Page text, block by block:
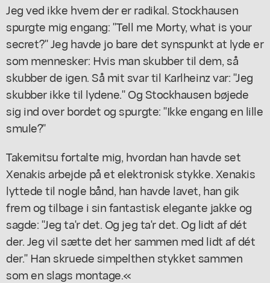
Jeg ved ikke hvem der er radikal. Stockhausen
spurgte mig engang: "Tell me Morty, what is your
secret?" Jeg havde jo bare det synspunkt at lyde er
som mennesker: Hvis man skubber til dem, så
skubber de igen. Så mit svar til Karlheinz var: "Jeg
skubber ikke til lydene." Og Stockhausen bøjede
sig ind over bordet og spurgte: "Ikke engang en lille
smule?"
Takemitsu fortalte mig, hvordan han havde set
Xenakis arbejde på et elektronisk stykke. Xenakis
lyttede til nogle bånd, han havde lavet, han gik
frem og tilbage i sin fantastisk elegante jakke og
sagde: "Jeg ta'r det. Og jeg ta'r det. Og lidt af dét
der. Jeg vil sætte det her sammen med lidt af dét
der." Han skruede simpelthen stykket sammen
som en slags montage.«